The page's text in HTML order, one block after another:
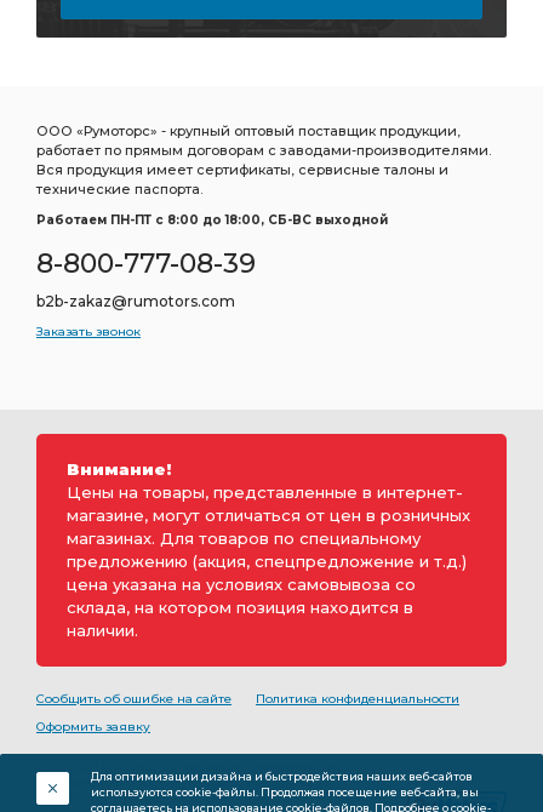
ООО «Румоторс» - крупный оптовый поставщик продукции,
работает по прямым договорам с заводами-производителями.
Вся продукция имеет сертификаты, сервисные талоны и
технические паспорта.
Работаем ПН-ПТ c 8:00 до 18:00, СБ-ВС выходной
8-800-777-08-39
b2b-zakaz@rumotors.com
Заказать звонок
Внимание!
Цены на товары, представленные в интернет-
магазине, могут отличаться от цен в розничных
магазинах. Для товаров по специальному
предложению (акция, спецпредложение и т.д.)
цена указана на условиях самовывоза со
склада, на котором позиция находится в
наличии.
Сообщить об ошибке на сайте
Политика конфиденциальности
Оформить заявку
обозначением ООО «РуМоторс». Все права на
разработку принадлежат ООО «Румоторс». Не является
Для оптимизации дизайна и быстродействия наших веб-сайтов
используются cookie-файлы. Продолжая посещение веб-сайта, вы
соглашаетесь на использование cookie-файлов. Подробнее о cookie-